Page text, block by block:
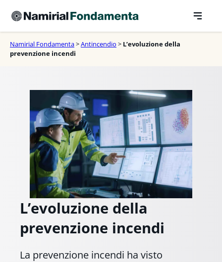
contenuto
Namirial Fondamenta>Antincendio > L’evoluzione della
prevenzione incendi
L’evoluzione della
prevenzione incendi
La prevenzione incendi ha visto